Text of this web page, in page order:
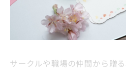
サークルや職場の仲間から贈